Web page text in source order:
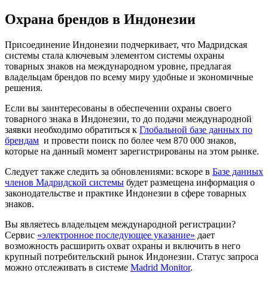
Охрана брендов в Индонезии
Присоединение Индонезии подчеркивает, что Мадридская
системы стала ключевым элементом системы охраны
товарных знаков на международном уровне, предлагая
владельцам брендов по всему миру удобные и экономичные
решения.
Если вы заинтересованы в обеспечении охраны своего
товарного знака в Индонезии, то до подачи международной
заявки необходимо обратиться к Глобальной базе данных по
брендам и провести поиск по более чем 870 000 знаков,
которые на данный момент зарегистрированы на этом рынке.
Следует также следить за обновлениями: вскоре в Базе данных
членов Мадридской системы будет размещена информация о
законодательстве и практике Индонезии в сфере товарных
знаков.
Вы являетесь владельцем международной регистрации?
Сервис «электронное последующее указание» дает
возможность расширить охват охраны и включить в него
крупный потребительский рынок Индонезии. Статус запроса
можно отслеживать в системе Madrid Monitor.